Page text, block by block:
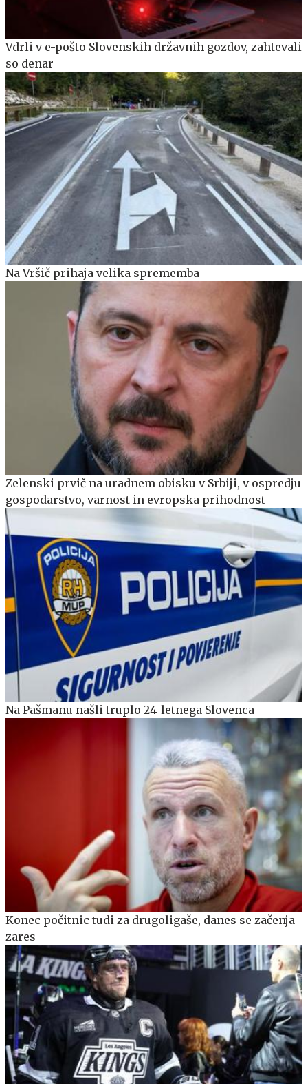
Vdrli v e-pošto Slovenskih državnih gozdov, zahtevali
so denar
Na Vršič prihaja velika sprememba
Zelenski prvič na uradnem obisku v Srbiji, v ospredju
gospodarstvo, varnost in evropska prihodnost
Na Pašmanu našli truplo 24-letnega Slovenca
Konec počitnic tudi za drugoligaše, danes se začenja
zares